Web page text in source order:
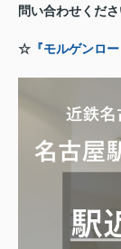
問い合わせくださ
☆ 『モルゲンロー